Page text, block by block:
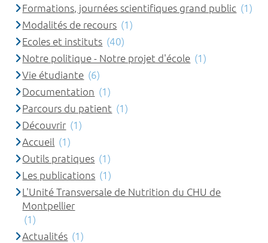
Formations, journées scientifiques grand public (1)
Modalités de recours (1)
Ecoles et instituts (40)
Notre politique - Notre projet d'école (1)
Vie étudiante (6)
Documentation (1)
Parcours du patient (1)
Découvrir (1)
Accueil (1)
Outils pratiques (1)
Les publications (1)
L'Unité Transversale de Nutrition du CHU de
Montpellier
(1)
Actualités (1)